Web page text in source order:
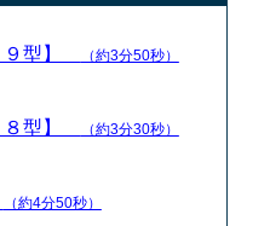
９型】 （約3分50秒）
８型】 （約3分30秒）
（約4分50秒）